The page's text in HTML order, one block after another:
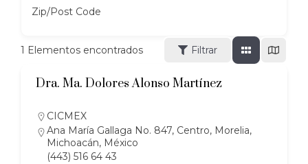
Zip/Post Code
1 Elementos encontrados Filtrar
Dra. Ma. Dolores Alonso Martínez
CICMEX
Ana María Gallaga No. 847, Centro, Morelia,
Michoacán, México
(443) 516 64 43